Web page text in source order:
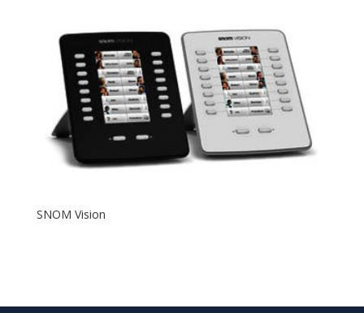
SNOM Vision